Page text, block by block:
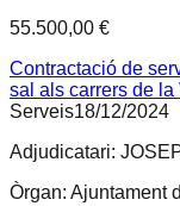
55.500,00 €
Contractació de
sal als carrers de
Serveis18/12/2024
Adjudicatari:
Òrgan: Ajuntament